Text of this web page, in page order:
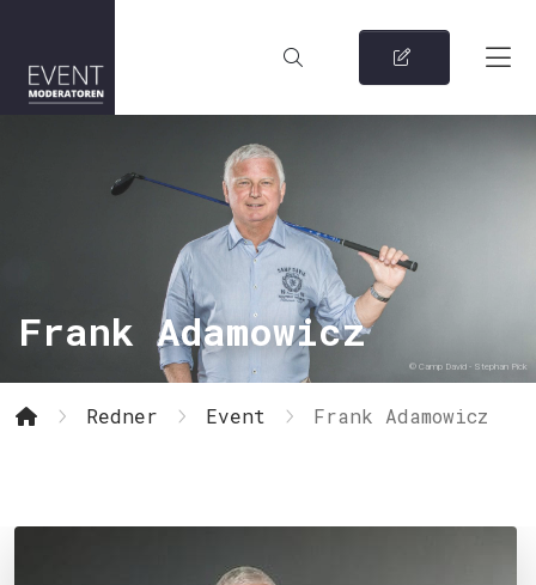
© Camp David - Stephan Pick
Frank Adamowicz
Redner Event Frank Adamowicz